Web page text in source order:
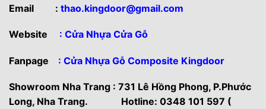
Email : thao.kingdoor@gmail.com
Website : Cửa Nhựa Cửa Gỗ
Fanpage : Cửa Nhựa Gỗ Composite Kingdoor
Showroom Nha Trang : 731 Lê Hồng Phong, P.Phước
Long, Nha Trang. Hotline: 0348 101 597 (